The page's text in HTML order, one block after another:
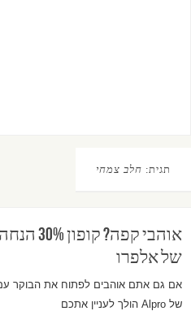
תגית: חלב צמחי
אוהבי
של אלפרו
אם גם אתם אוהבים לפתוח את הבוקר
של Alproהולך לעניין אתכם